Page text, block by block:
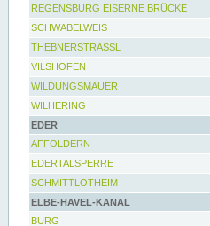
REGENSBURG EISERNE BRÜCKE
SCHWABELWEIS
THEBNERSTRASSL
VILSHOFEN
WILDUNGSMAUER
WILHERING
EDER
AFFOLDERN
EDERTALSPERRE
SCHMITTLOTHEIM
ELBE-HAVEL-KANAL
BURG